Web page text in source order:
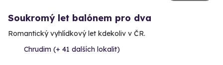
Soukromý let balónem pro dva
Romantický vyhlídkový let kdekoliv v ČR.
Chrudim (+ 41 dalších lokalit)